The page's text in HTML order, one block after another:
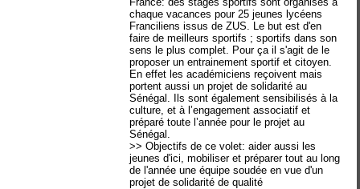
chaque vacances pour 25 jeunes lycéens
Franciliens issus de ZUS. Le but est d'en
faire de meilleurs sportifs ; sportifs dans son
sens le plus complet. Pour ça il s'agit de le
proposer un entrainement sportif et citoyen.
En effet les académiciens reçoivent mais
portent aussi un projet de solidarité au
Sénégal. Ils sont également sensibilisés à la
culture, et à l’engagement associatif et
préparé toute l’année pour le projet au
Sénégal.
>> Objectifs de ce volet: aider aussi les
jeunes d'ici, mobiliser et préparer tout au long
de l'année une équipe soudée en vue d'un
projet de solidarité de qualité